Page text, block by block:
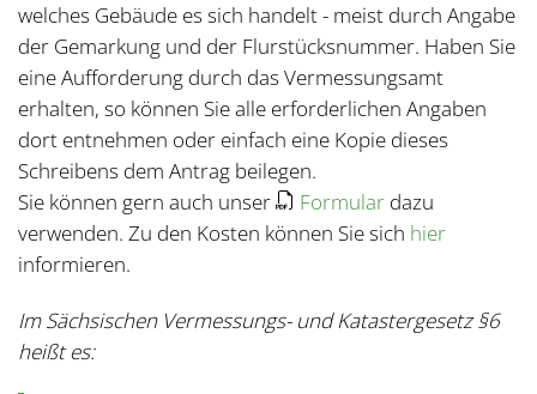
welches Gebäude es sich handelt - meist durch Angabe
der Gemarkung und der Flurstücksnummer. Haben Sie
eine Aufforderung durch das Vermessungsamt
erhalten, so können Sie alle erforderlichen Angaben
dort entnehmen oder einfach eine Kopie dieses
Schreibens dem Antrag beilegen.
Sie können gern auch unser
Formular dazu
verwenden. Zu den Kosten können Sie sich hier
informieren.
Im Sächsischen Vermessungs- und Katastergesetz §6
heißt es: